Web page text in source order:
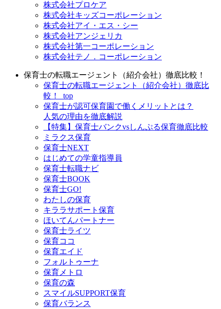
株式会社プロケア
株式会社キッズコーポレーション
株式会社アイ・エス・シー
株式会社アンジェリカ
株式会社第一コーポレーション
株式会社テノ．コーポレーション
保育士の転職エージェント（紹介会社）徹底比較！
保育士の転職エージェント（紹介会社）徹底比
較！_top
保育士が認可保育園で働くメリットとは？
人気の理由を徹底解説
【特集】保育士バンクvsしんぷる保育徹底比較
ミラクス保育
保育⼠NEXT
はじめての学童指導員
保育士転職ナビ
保育士BOOK
保育士GO!
わたしの保育
キララサポート保育
ほいてんパートナー
保育士ライツ
保育ココ
保育エイド
フォルトゥーナ
保育メトロ
保育の森
スマイルSUPPORT保育
保育バランス